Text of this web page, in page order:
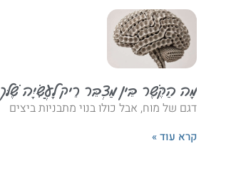
מָה הַקֶּשֶׁר בֵּין מַצְבֵּר רֵיק לָעֲשִׂיָּה שֶׁלּך
דגם של מוח, אבל כולו בנוי מתבניות ביצים
קרא עוד »